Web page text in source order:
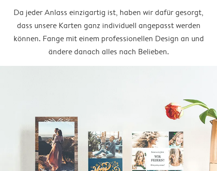
Da jeder Anlass einzigartig ist, haben wir dafür gesorgt,
dass unsere Karten ganz individuell angepasst werden
können. Fange mit einem professionellen Design an und
ändere danach alles nach Belieben.